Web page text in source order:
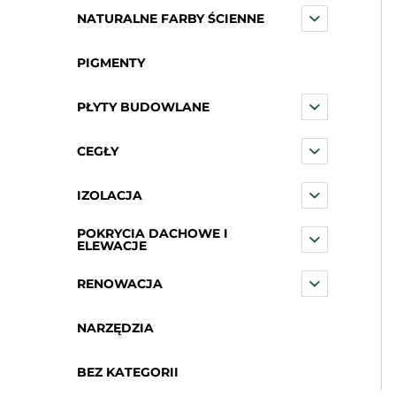
NATURALNE FARBY ŚCIENNE
PIGMENTY
PŁYTY BUDOWLANE
CEGŁY
IZOLACJA
POKRYCIA DACHOWE I
ELEWACJE
RENOWACJA
NARZĘDZIA
BEZ KATEGORII